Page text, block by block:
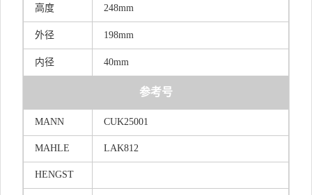
高度 248mm
外径 198mm
内径 40mm
参考号
MANN CUK25001
MAHLE LAK812
HENGST